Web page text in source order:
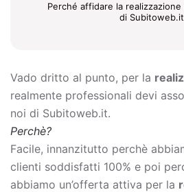
Perché affidare la
di
Vado dritto al punto, per la
realmente professionali devi
noi di Subitoweb.it.
Perchè?
Facile, innanzitutto perchè
clienti soddisfatti 100% e poi
abbiamo un’offerta attiva per la